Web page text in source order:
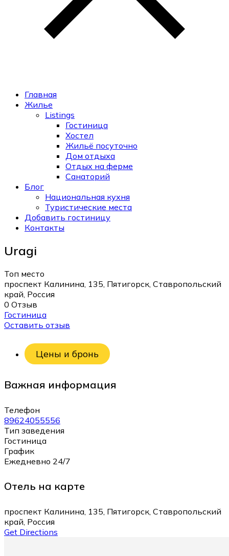
Главная
Жилье
Listings
Гостиница
Хостел
Жильё посуточно
Дом отдыха
Отдых на ферме
Санаторий
Блог
Национальная кухня
Туристические места
Добавить гостиницу
Контакты
Uragi
Топ место
проспект Калинина, 135, Пятигорск, Ставропольский
край, Россия
0 Отзыв
Гостиница
Оставить отзыв
Цены и бронь
Важная информация
Телефон
89624055556
Тип заведения
Гостиница
График
Ежедневно 24/7
Отель на карте
проспект Калинина, 135, Пятигорск, Ставропольский
край, Россия
Get Directions